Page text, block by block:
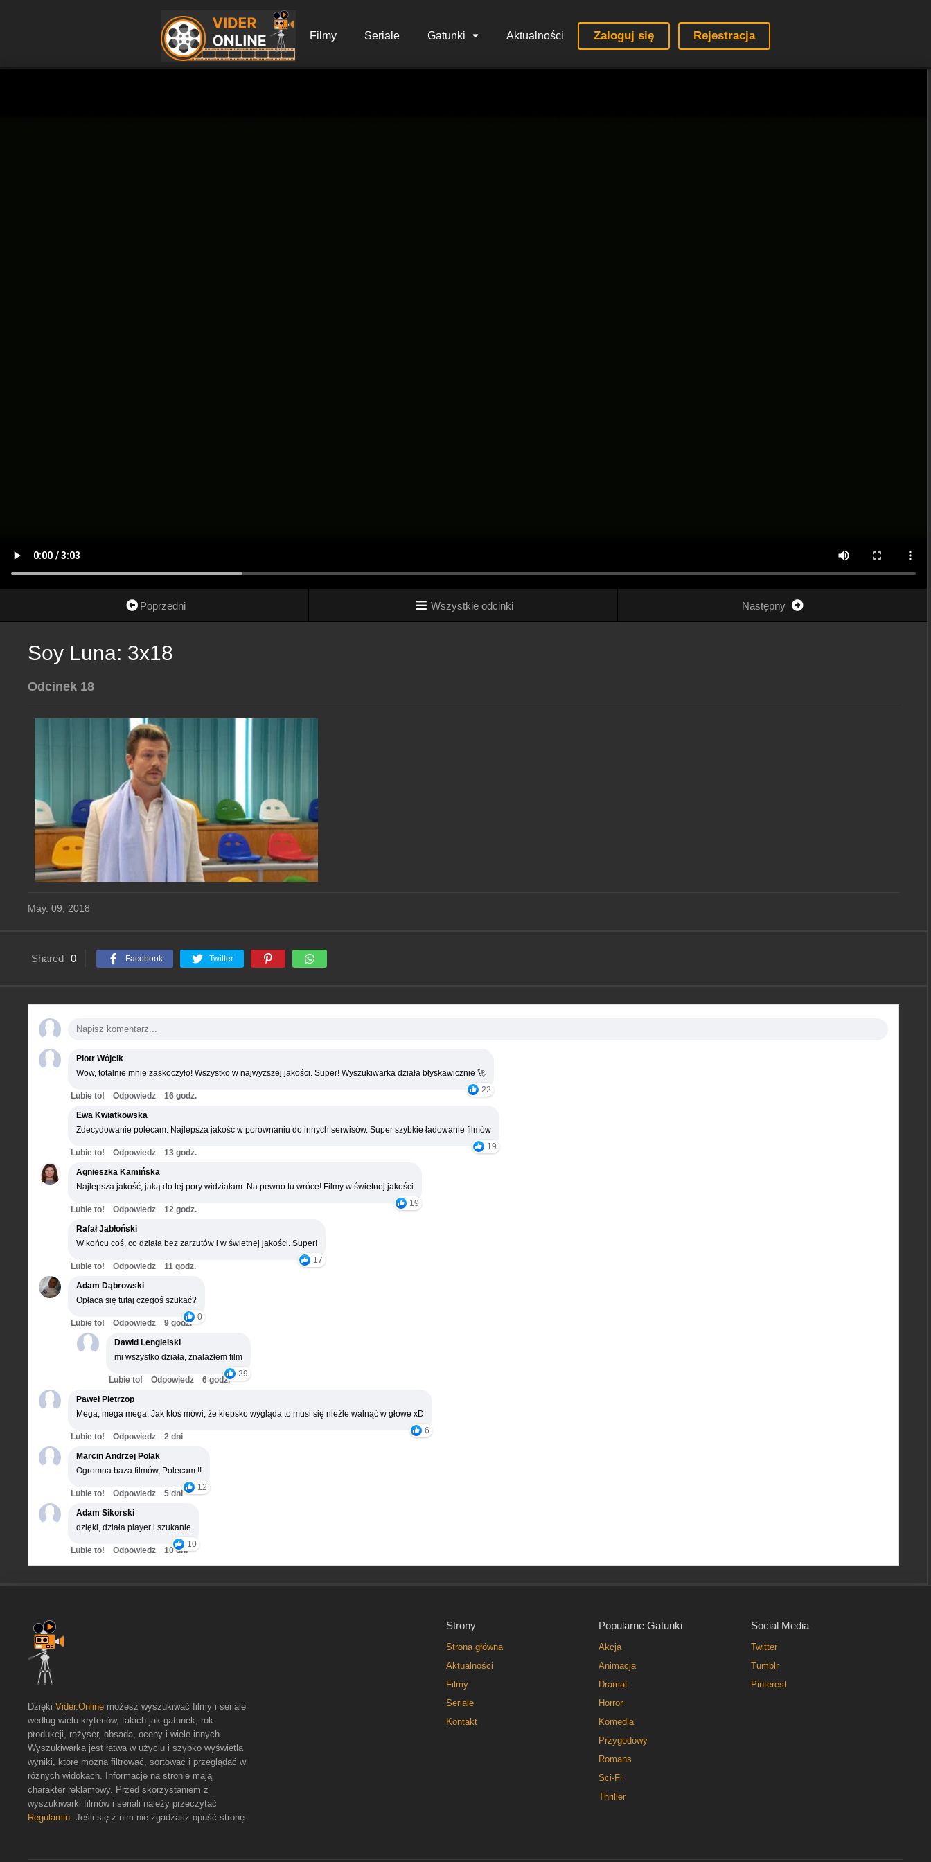
Filmy Seriale Gatunki Aktualności Zaloguj się Rejestracja
Poprzedni Wszystkie odcinki Następny
Soy Luna: 3x18
Odcinek 18
May. 09, 2018
Shared 0 Facebook Twitter
Piotr Wójcik
Wow, totalnie mnie zaskoczyło! Wszystko w najwyższej jakości. Super! Wyszukiwarka działa błyskawicznie 🚀
22
Lubie to! Odpowiedz
16 godz.
Ewa Kwiatkowska
Zdecydowanie polecam. Najlepsza jakość w porównaniu do innych serwisów. Super szybkie ładowanie filmów
19
Lubie to! Odpowiedz
13 godz.
Agnieszka Kamińska
Najlepsza jakość, jaką do tej pory widziałam. Na pewno tu wrócę! Filmy w świetnej jakości
19
Lubie to! Odpowiedz
12 godz.
Rafał Jabłoński
W końcu coś, co działa bez zarzutów i w świetnej jakości. Super!
17
Lubie to! Odpowiedz
11 godz.
Adam Dąbrowski
Opłaca się tutaj czegoś szukać?
0
Lubie to! Odpowiedz
9 godz.
Dawid Lengielski
mi wszystko działa, znalazłem film
29
Lubie to! Odpowiedz
6 godz.
Paweł Pietrzop
Mega, mega mega. Jak ktoś mówi, że kiepsko wygląda to musi się nieźle walnąć w głowe xD
6
Lubie to! Odpowiedz
2 dni
Marcin Andrzej Polak
Ogromna baza filmów, Polecam !!
12
Lubie to! Odpowiedz
5 dni
Adam Sikorski
dzięki, działa player i szukanie
10
Lubie to! Odpowiedz 10 dni
Strony
Strona główna
Aktualności
Filmy
Seriale
Kontakt
Popularne Gatunki
Akcja
Animacja
Dramat
Horror
Komedia
Przygodowy
Romans
Sci-Fi
Thriller
Social Media
Twitter
Tumblr
Pinterest
Dzięki Vider.Online możesz wyszukiwać filmy i seriale
według wielu kryteriów, takich jak gatunek, rok
produkcji, reżyser, obsada, oceny i wiele innych.
Wyszukiwarka jest łatwa w użyciu i szybko wyświetla
wyniki, które można filtrować, sortować i przeglądać w
różnych widokach. Informacje na stronie mają
charakter reklamowy. Przed skorzystaniem z
wyszukiwarki filmów i seriali należy przeczytać
Regulamin . Jeśli się z nim nie zgadzasz opuść stronę.